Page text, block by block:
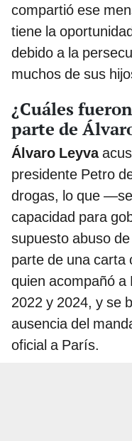
compartió ese
tiene la
debido a la
muchos de sus
¿Cuáles
parte de
Álvaro Leyva
presidente Petro
drogas, lo que
capacidad para
supuesto abuso
parte de una carta
quien acompañó
2022 y 2024, y se
ausencia del
oficial a París.